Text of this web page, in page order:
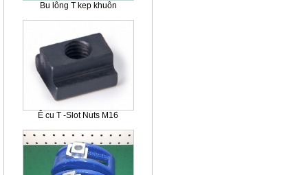
Bu lông T kep khuôn
Ê cu T -Slot Nuts M16